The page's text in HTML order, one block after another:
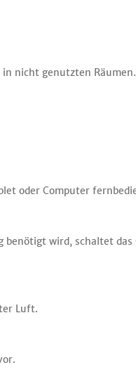
nicht genutzten
oder Computer
benötigt wird, schaltet
Luft.